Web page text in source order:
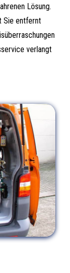
Lösung.
Sie entfernt
verlangt